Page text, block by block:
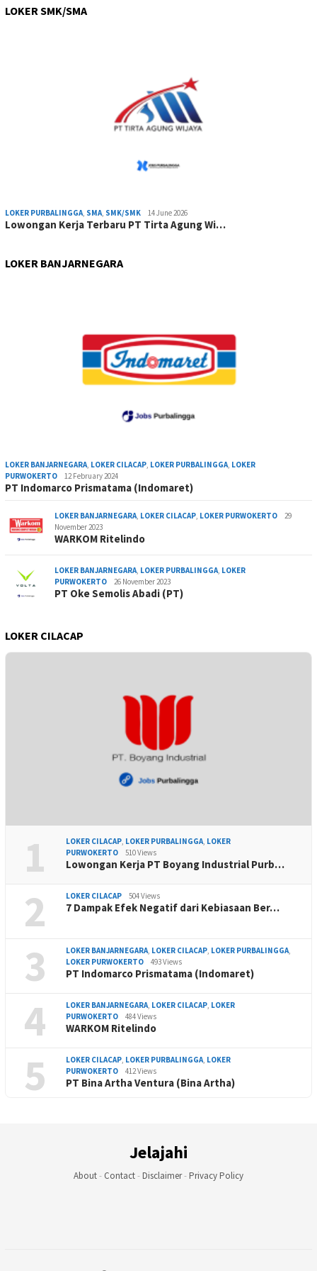
LOKER SMK/SMA
LOKER PURBALINGGA, SMA, SMK/SMK 14 June 2026
Lowongan Kerja Terbaru PT Tirta Agung Wi…
LOKER BANJARNEGARA
LOKER BANJARNEGARA LOKER CILACAP LOKER PURBALINGGA LOKER
PURWOKERTO
12 February 2024
PT Indomarco Prismatama (Indomaret)
LOKER BANJARNEGARA LOKER CILACAP LOKER PURWOKERTO
29
November 2023
WARKOM Ritelindo
LOKER BANJARNEGARA LOKER PURBALINGGA LOKER
PURWOKERTO
26 November 2023
PT Oke Semolis Abadi (PT)
LOKER CILACAP
1 LOKER CILACAP, LOKER PURBALINGGA, LOKER
PURWOKERTO
510 Views
Lowongan Kerja PT Boyang Industrial Purb…
2 LOKER CILACAP 504 Views
7 Dampak Efek Negatif dari Kebiasaan Ber…
3 LOKER BANJARNEGARA, LOKER CILACAP, LOKER PURBALINGGA,
LOKER PURWOKERTO
493 Views
PT Indomarco Prismatama (Indomaret)
4 LOKER BANJARNEGARA, LOKER CILACAP, LOKER
PURWOKERTO
484 Views
WARKOM Ritelindo
5 LOKER CILACAP, LOKER PURBALINGGA, LOKER
PURWOKERTO
412 Views
PT Bina Artha Ventura (Bina Artha)
Jelajahi
About- Contact- Disclaimer- Privacy Policy